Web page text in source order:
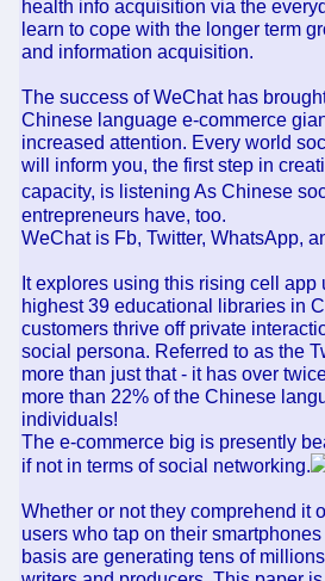
health info acquisition via the
learn to cope with the longer term
and information acquisition.
The success of WeChat has
Chinese language e-commerce
increased attention. Every world
will inform you, the first step in
capacity, is listening As Chinese
entrepreneurs have, too.
WeChat is Fb, Twitter, WhatsApp,
It explores using this rising cell
highest 39 educational libraries in
customers thrive off private
social persona. Referred to as the
more than just that - it has over
more than 22% of the Chinese
individuals!
The e-commerce big is presently
if not in terms of social networking.
Whether or not they comprehend it
users who tap on their
basis are generating tens of